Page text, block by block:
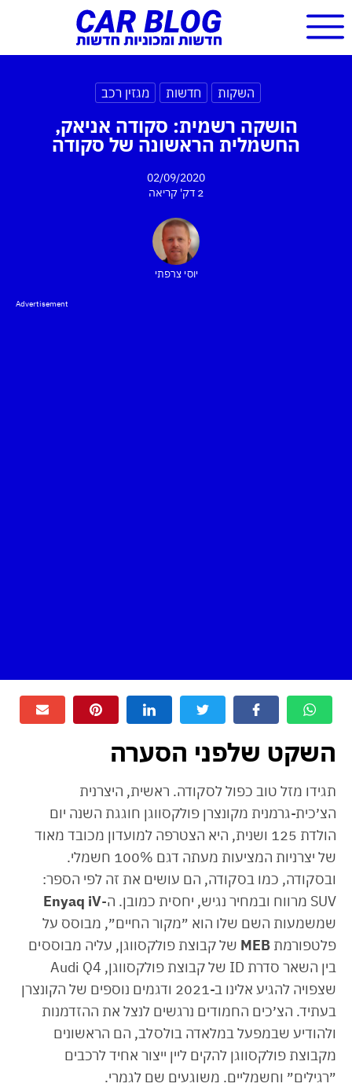
השקות חדשות מגזין רכב
הושקה רשמית: סקודה אניאק,
החשמלית הראשונה של סקודה
02/09/2020
2 דק'
קריאה
יוסי צרפתי
Advertisement
השקט שלפני הסערה
תגידו מזל טוב כפול לסקודה. ראשית, היצרנית
הצ׳כית-גרמנית מקונצרן פולקסווגן חוגגת השנה יום
הולדת 125 ושנית, היא הצטרפה למועדון מכובד מאוד
של יצרניות המציעות מעתה דגם 100% חשמלי.
ובסקודה, כמו בסקודה, הם עושים את זה לפי הספר:
SUV מרווח ובמחיר נגיש, יחסית כמובן. ה-
Enyaq iV
שמשמעות השם שלו הוא ״מקור החיים״, מבוסס על
פלטפורמת MEB של קבוצת פולקסווגן, עליה מבוססים
בין השאר סדרת ID של קבוצת פולקסווגן, Audi Q4
שצפויה להגיע אלינו ב-2021 ודגמים נוספים של הקונצרן
בעתיד. הצ׳כים החמודים נרגשים לנצל את ההזדמנות
ולהודיע שבמפעל במלאדה בולסלב, הם הראשונים
מקבוצת פולקסווגן להקים ליין ייצור אחיד לרכבים
״רגילים״ וחשמליים. משוגעים שם לגמרי.